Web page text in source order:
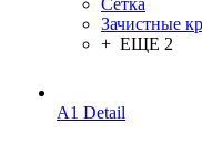
Сетка
Зачистные
+ ЕЩЕ 2
A1 Detail